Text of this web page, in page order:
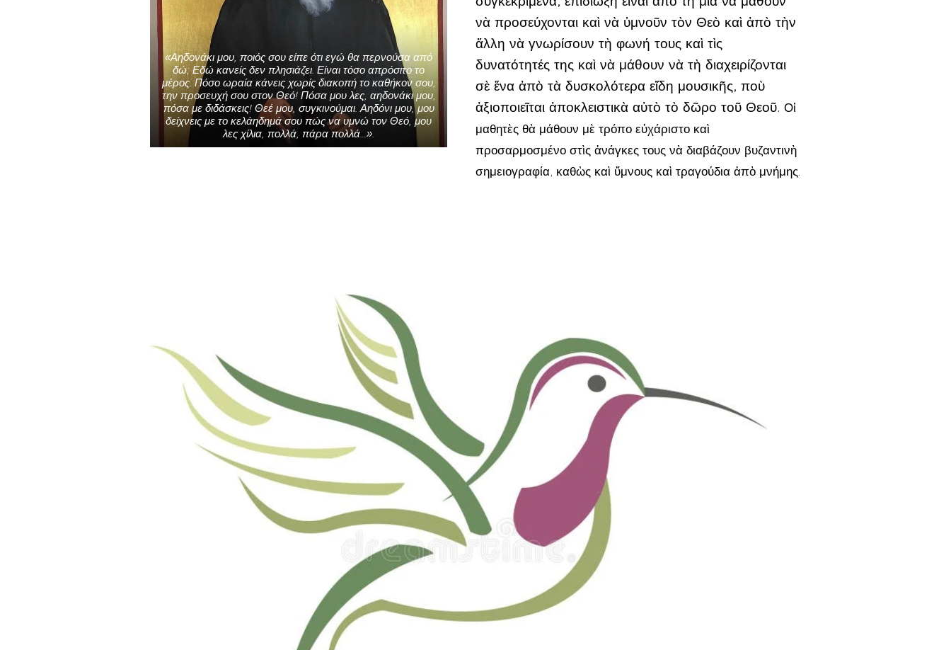
«Αηδονάκι μου, ποιός σου είπε ότι εγώ θα περνούσα από
δώ; Εδώ κανείς δεν πλησιάζει. Είναι τόσο απρόσιτο το
μέρος. Πόσο ωραία κάνεις χωρίς διακοπή το καθήκον σου,
την προσευχή σου στον Θεό! Πόσα μου λες, αηδονάκι μου,
πόσα με διδάσκεις! Θεέ μου, συγκινούμαι. Αηδόνι μου, μου
δείχνεις με το κελάηδημά σου πώς να υμνώ τον Θεό, μου
λες χίλια, πολλά, πάρα πολλά…».
νὰ προσεύχονται καὶ νὰ ὑμνοῦν τὸν Θεὸ καὶ ἀπὸ τὴν
ἄλλη νὰ γνωρίσουν τὴ φωνή τους καὶ τὶς
δυνατότητές της καὶ νὰ μάθουν νὰ τὴ διαχειρίζονται
σὲ ἕνα ἀπὸ τὰ δυσκολότερα εἴδη μουσικῆς, ποὺ
ἀξιοποιεῖται ἀποκλειστικὰ αὐτὸ τὸ δῶρο τοῦ Θεοῦ.Οἱ
μαθητὲς θὰ μάθουν μὲ τρόπο εὐχάριστο καὶ
προσαρμοσμένο στὶς ἀνάγκες τους νὰ διαβάζουν βυζαντινὴ
σημειογραφία, καθὼς καὶ ὕμνους καὶ τραγούδια ἀπὸ μνήμης.